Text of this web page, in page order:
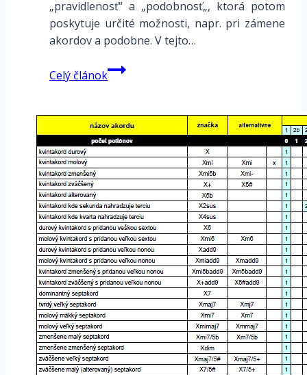
„pravidlenosť“ a „podobnosť„, ktorá potom
poskytuje určité možnosti, napr. pri zámene
akordov a podobne. V tejto…
Celý článokSymetria
zväčšených